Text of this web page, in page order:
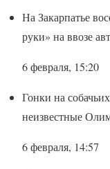
На Закарпатье
руки» на ввозе
6 февраля, 15:20
Гонки на
неизвестные
6 февраля, 14:57